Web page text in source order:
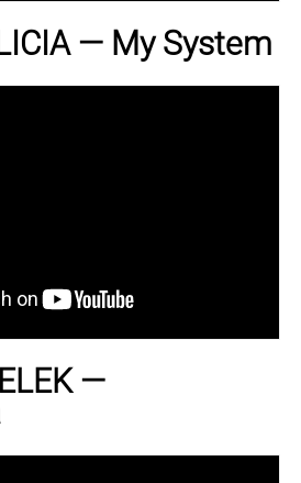
— My System
—